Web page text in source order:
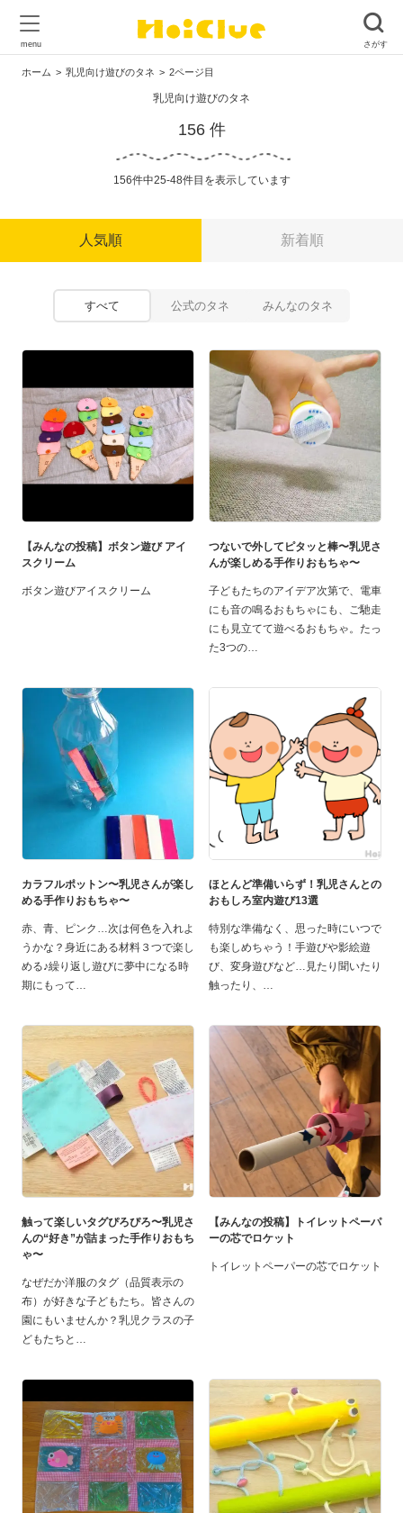
ホーム 乳児向け遊びのタネ 2ページ目
乳児向け遊びのタネ
156 件
156件中25-48件目を表示しています
人気順 新着順
すべて 公式のタネ みんなのタネ
【みんなの投稿】ボタン遊び アイ
スクリーム
ボタン遊びアイスクリーム
つないで外してピタッと棒〜乳児さ
んが楽しめる手作りおもちゃ〜
子どもたちのアイデア次第で、電車
にも音の鳴るおもちゃにも、ご馳走
にも見立てて遊べるおもちゃ。たっ
た3つの
カラフルポットン〜乳児さんが楽し
める手作りおもちゃ〜
赤、青、ピンク…次は何色を入れよ
うかな？身近にある材料３つで楽し
める♪繰り返し遊びに夢中になる時
期にもって
ほとんど準備いらず！乳児さんとの
おもしろ室内遊び13選
特別な準備なく、思った時にいつで
も楽しめちゃう！手遊びや影絵遊
び、変身遊びなど…見たり聞いたり
触ったり、
触って楽しいタグぴろぴろ〜乳児さ
んの“好き”が詰まった手作りおもち
ゃ〜
なぜだか洋服のタグ（品質表示の
布）が好きな子どもたち。皆さんの
園にもいませんか？乳児クラスの子
どもたちと
【みんなの投稿】トイレットペーパ
ーの芯でロケット
トイレットペーパーの芯でロケット